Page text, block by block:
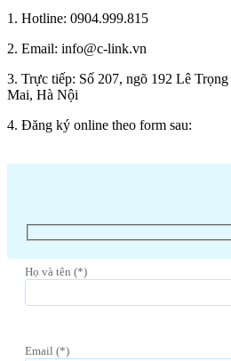
1. Hotline: 0904.999.815
2. Email: info@c-link.vn
3. Trực tiếp: Số 207, ngõ 192 Lê
Mai, Hà Nội
4. Đăng ký online theo form sau:
Họ và tên (*)
Email (*)